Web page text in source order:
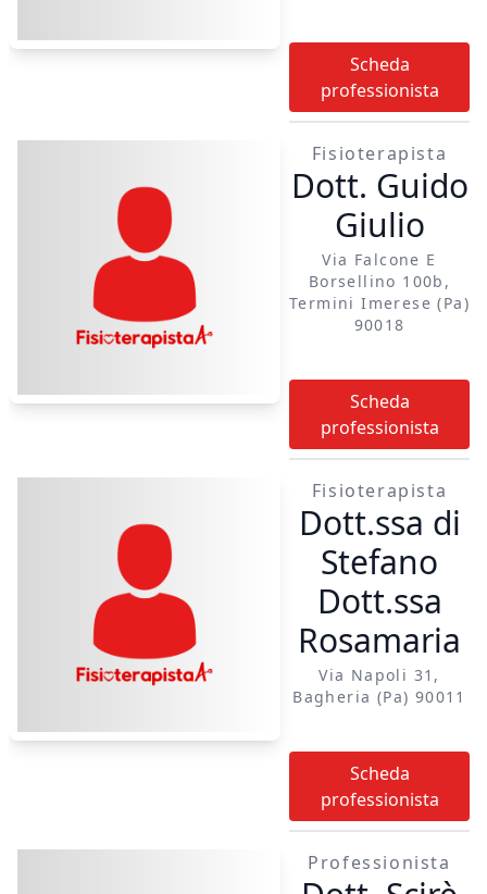
Scheda
professionista
Fisioterapista
Dott. Guido
Giulio
Via Falcone E
Borsellino 100b,
Termini Imerese (pa)
90018
Scheda
professionista
Fisioterapista
Dott.ssa di
Stefano
Dott.ssa
Rosamaria
Via Napoli 31,
Bagheria (pa) 90011
Scheda
professionista
Professionista